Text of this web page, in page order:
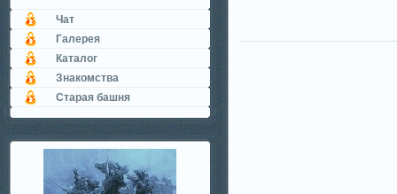
Чат
Галерея
Каталог
Знакомства
Старая башня